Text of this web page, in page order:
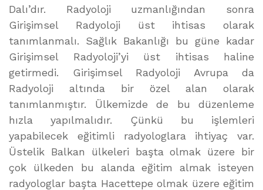
Dalı’dır. Radyoloji uzmanlığından sonra
Girişimsel Radyoloji üst ihtisas olarak
tanımlanmalı. Sağlık Bakanlığı bu güne kadar
Girişimsel Radyoloji’yi üst ihtisas haline
getirmedi. Girişimsel Radyoloji Avrupa da
Radyoloji altında bir özel alan olarak
tanımlanmıştır. Ülkemizde de bu düzenleme
hızla yapılmalıdır. Çünkü bu işlemleri
yapabilecek eğitimli radyologlara ihtiyaç var.
Üstelik Balkan ülkeleri başta olmak üzere bir
çok ülkeden bu alanda eğitim almak isteyen
radyologlar başta Hacettepe olmak üzere eğitim